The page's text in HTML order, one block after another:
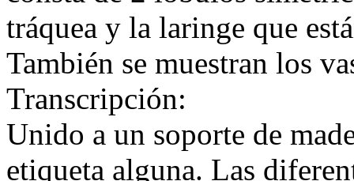
tráquea y la laringe que
También se muestran los
Transcripción:
Unido a un soporte de
etiqueta alguna. Las